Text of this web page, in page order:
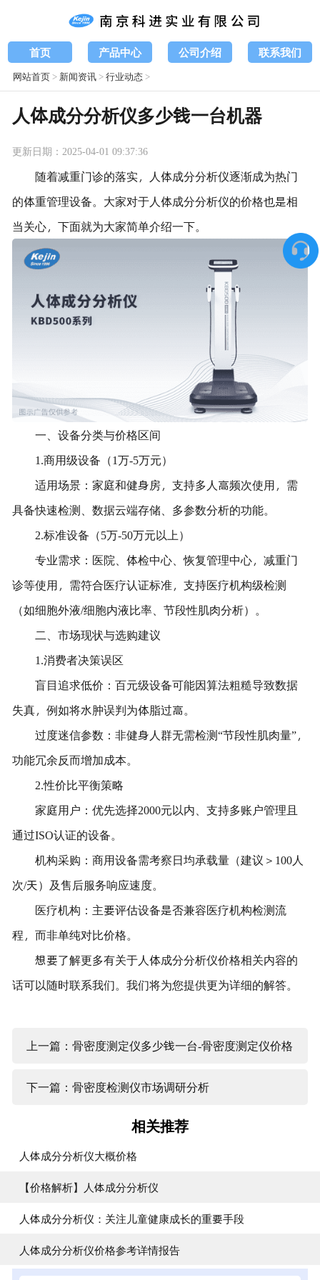
首页 产品中心 公司介绍 联系我们
网站首页> 新闻资讯>行业动态>
人体成分分析仪多少钱一台机器
更新日期：2025-04-01 09:37:36
随着减重门诊的落实，人体成分分析仪逐渐成为热门
的体重管理设备。大家对于人体成分分析仪的价格也是相
当关心，下面就为大家简单介绍一下。
一、设备分类与价格区间
1.商用级设备（1万-5万元）
适用场景：家庭和健身房，支持多人高频次使用，需
具备快速检测、数据云端存储、多参数分析的功能。
2.标准设备（5万-50万元以上）
专业需求：医院、体检中心、恢复管理中心，减重门
诊等使用，需符合医疗认证标准，支持医疗机构级检测
（如细胞外液/细胞内液比率、节段性肌肉分析）。
二、市场现状与选购建议
1.消费者决策误区
盲目追求低价：百元级设备可能因算法粗糙导致数据
失真，例如将水肿误判为体脂过高。
过度迷信参数：非健身人群无需检测“节段性肌肉量”，
功能冗余反而增加成本。
2.性价比平衡策略
家庭用户：优先选择2000元以内、支持多账户管理且
通过ISO认证的设备。
机构采购：商用设备需考察日均承载量（建议＞100人
次/天）及售后服务响应速度。
医疗机构：主要评估设备是否兼容医疗机构检测流
程，而非单纯对比价格。
想要了解更多有关于人体成分分析仪价格相关内容的
话可以随时联系我们。我们将为您提供更为详细的解答。
上一篇：骨密度测定仪多少钱一台-骨密度测定仪价格
下一篇：骨密度检测仪市场调研分析
相关推荐
人体成分分析仪大概价格
【价格解析】人体成分分析仪
人体成分分析仪：关注儿童健康成长的重要手段
人体成分分析仪价格参考详情报告